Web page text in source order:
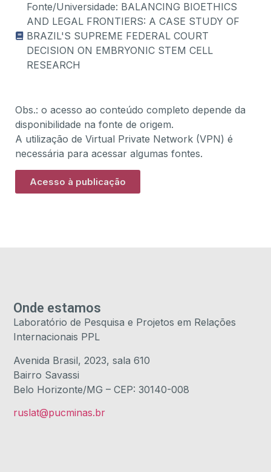
Fonte/Universidade: BALANCING BIOETHICS
AND LEGAL FRONTIERS: А CASE STUDY OF
BRAZIL'S SUPREME FEDERAL COURT
DECISION ON EMBRYONIC STEM CELL
RESEARCH
Obs.: o acesso ao conteúdo completo depende da
disponibilidade na fonte de origem.
A utilização de Virtual Private Network (VPN) é
necessária para acessar algumas fontes.
Acesso à publicação
Onde estamos
Laboratório de Pesquisa e Projetos em Relações
Internacionais PPL
Avenida Brasil, 2023, sala 610
Bairro Savassi
Belo Horizonte/MG – CEP: 30140-008
ruslat@pucminas.br